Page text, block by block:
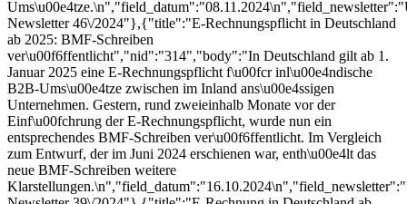
Newsletter 46\/2024"},{"title":"E-Rechnungspflicht in Deutschland
ab 2025: BMF-Schreiben
ver\u00f6ffentlicht","nid":"314","body":"In Deutschland gilt ab 1.
Januar 2025 eine E-Rechnungspflicht f\u00fcr inl\u00e4ndische
B2B-Ums\u00e4tze zwischen im Inland ans\u00e4ssigen
Unternehmen. Gestern, rund zweieinhalb Monate vor der
Einf\u00fchrung der E-Rechnungspflicht, wurde nun ein
entsprechendes BMF-Schreiben ver\u00f6ffentlicht. Im Vergleich
zum Entwurf, der im Juni 2024 erschienen war, enth\u00e4lt das
neue BMF-Schreiben weitere